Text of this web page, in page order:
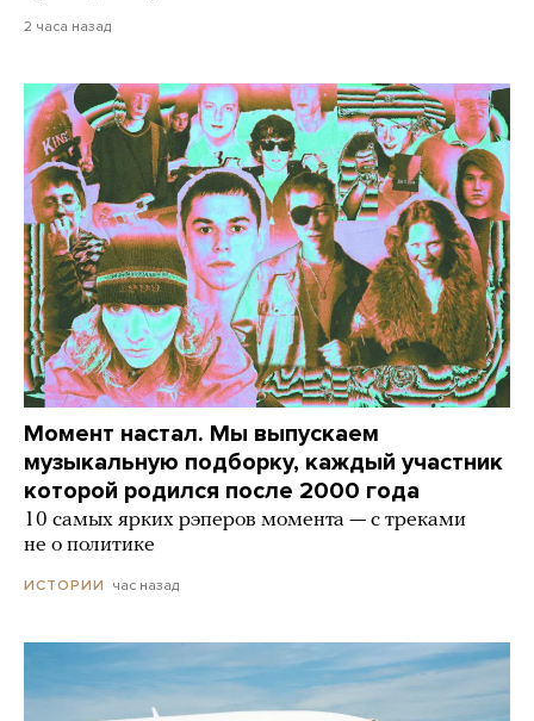
2 часа назад
Момент настал. Мы выпускаем
музыкальную подборку, каждый участник
которой родился после 2000 года
10 самых ярких рэперов момента — с треками
не о политике
ИСТОРИИ час назад